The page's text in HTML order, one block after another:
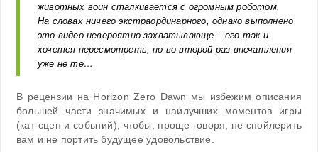
животных воин сталкивается с огромным роботом.
На словах ничего экстраординарного, однако выполнено
это видео невероятно захватывающе – его так и
хочется пересмотреть, но во второй раз впечатления
уже не те…
В рецензии на Horizon Zero Dawn мы избежим описания
большей части значимых и наилучших моментов игры
(кат-сцен и событий), чтобы, проще говоря, не спойлерить
вам и не портить будущее удовольствие.